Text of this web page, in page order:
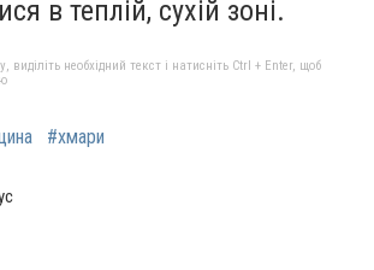
в теплій, сухій зоні.
необхідний текст і натисніть Ctrl + Enter, щоб
#хмари